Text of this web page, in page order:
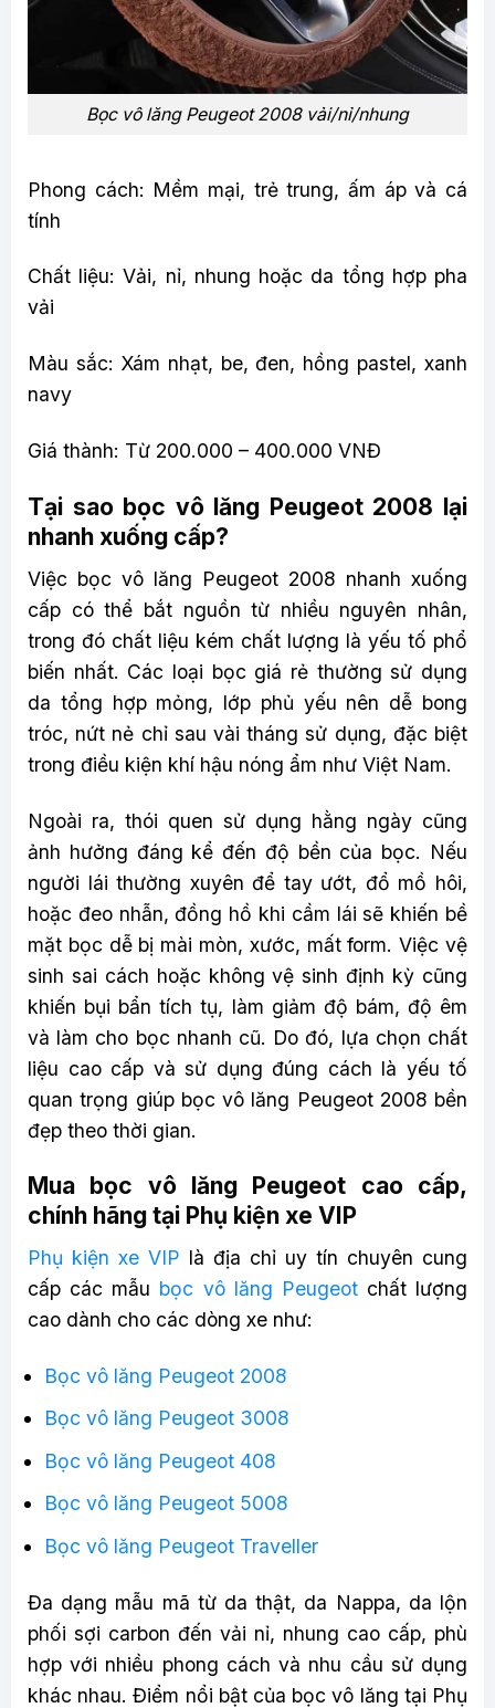
Bọc vô lăng Peugeot 2008 vải/nỉ/nhung
Phong cách: Mềm mại, trẻ trung, ấm áp và cá
tính
Chất liệu: Vải, nỉ, nhung hoặc da tổng hợp pha
vải
Màu sắc: Xám nhạt, be, đen, hồng pastel, xanh
navy
Giá thành: Từ 200.000 – 400.000 VNĐ
Tại sao bọc vô lăng Peugeot 2008 lại
nhanh xuống cấp?
Việc bọc vô lăng Peugeot 2008 nhanh xuống
cấp có thể bắt nguồn từ nhiều nguyên nhân,
trong đó chất liệu kém chất lượng là yếu tố phổ
biến nhất. Các loại bọc giá rẻ thường sử dụng
da tổng hợp mỏng, lớp phủ yếu nên dễ bong
tróc, nứt nẻ chỉ sau vài tháng sử dụng, đặc biệt
trong điều kiện khí hậu nóng ẩm như Việt Nam.
Ngoài ra, thói quen sử dụng hằng ngày cũng
ảnh hưởng đáng kể đến độ bền của bọc. Nếu
người lái thường xuyên để tay ướt, đổ mồ hôi,
hoặc đeo nhẫn, đồng hồ khi cầm lái sẽ khiến bề
mặt bọc dễ bị mài mòn, xước, mất form. Việc vệ
sinh sai cách hoặc không vệ sinh định kỳ cũng
khiến bụi bẩn tích tụ, làm giảm độ bám, độ êm
và làm cho bọc nhanh cũ. Do đó, lựa chọn chất
liệu cao cấp và sử dụng đúng cách là yếu tố
quan trọng giúp bọc vô lăng Peugeot 2008 bền
đẹp theo thời gian.
Mua bọc vô lăng Peugeot cao cấp,
chính hãng tại Phụ kiện xe VIP
Phụ kiện xe VIP là địa chỉ uy tín chuyên cung
cấp các mẫu bọc vô lăng Peugeotchất lượng
cao dành cho các dòng xe như:
Bọc vô lăng Peugeot 2008
Bọc vô lăng Peugeot 3008
Bọc vô lăng Peugeot 408
Bọc vô lăng Peugeot 5008
Bọc vô lăng Peugeot Traveller
Đa dạng mẫu mã từ da thật, da Nappa, da lộn
phối sợi carbon đến vải nỉ, nhung cao cấp, phù
hợp với nhiều phong cách và nhu cầu sử dụng
khác nhau. Điểm nổi bật của bọc vô lăng tại Phụ